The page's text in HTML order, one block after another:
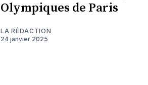
Olympiques de Paris
LA RÉDACTION
24 janvier 2025